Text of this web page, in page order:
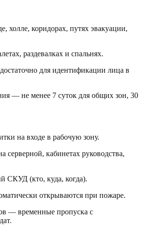
холле, коридорах, путях эвакуации,
раздевалках и спальнях.
для идентификации лица в
— не менее 7 суток для общих зон, 30
на входе в рабочую зону.
серверной, кабинетах руководства,
СКУД (кто, куда, когда).
открываются при пожаре.
— временные пропуска с